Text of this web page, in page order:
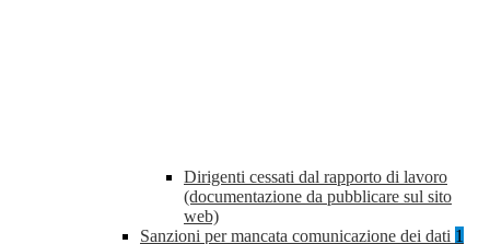
Dirigenti cessati dal rapporto di lavoro
(documentazione da pubblicare sul sito
web)
Sanzioni per mancata comunicazione dei dati 1